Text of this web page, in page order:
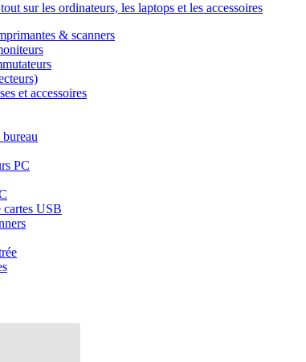
sur les ordinateurs, les laptops et les accessoires
& scanners
et accessoires
PC
USB